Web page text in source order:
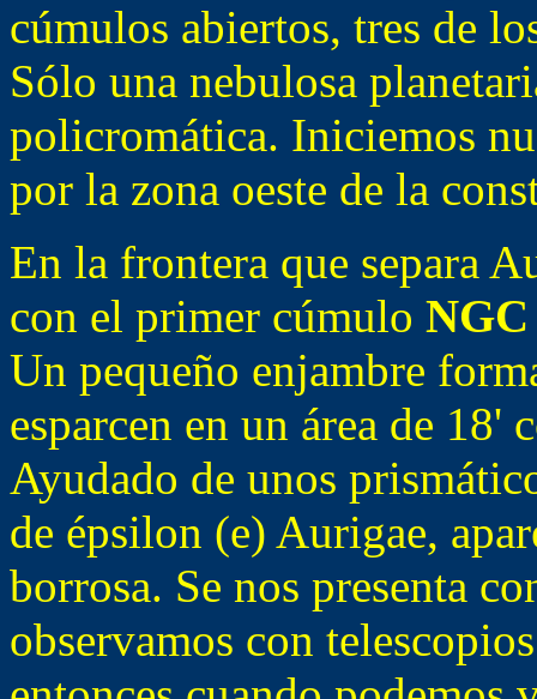
cúmulos abiertos, tres de
Sólo una nebulosa
policromática. Iniciemos
por la zona oeste de la
En la frontera que separa
con el primer cúmulo NGC
Un pequeño enjambre
esparcen en un área de
Ayudado de unos
de épsilon (e) Aurigae,
borrosa. Se nos presenta
observamos con